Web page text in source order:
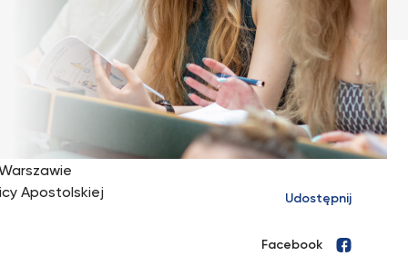
Apostolskiej
Udostępnij
Facebook